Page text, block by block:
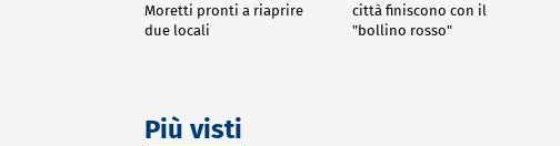
Moretti pronti a riaprire
due locali
città finiscono con il
"bollino rosso"
Più visti